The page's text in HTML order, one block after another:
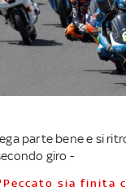
parte bene e si
giro -
''Peccato sia finita